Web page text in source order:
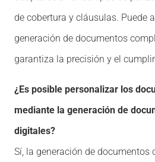
de cobertura y cláusulas. Puede
generación de documentos
garantiza la precisión y el
¿Es posible personalizar los
mediante la generación de
digitales?
Sí, la generación de documentos